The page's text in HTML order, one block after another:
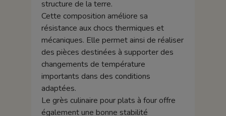
structure de la terre.
Cette composition améliore sa
résistance aux chocs thermiques et
mécaniques. Elle permet ainsi de réaliser
des pièces destinées à supporter des
changements de température
importants dans des conditions
adaptées.
Le grès culinaire pour plats à four offre
également une bonne stabilité